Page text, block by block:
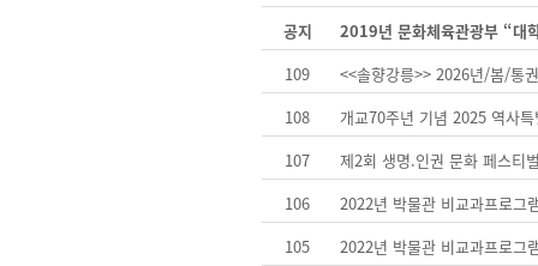
공지
2019년 문화체육관광부 “대
109
<<솔향강릉>> 2026년/봄/통
108
개교70주년 기념 2025 역사
107
제2회 생명.인권 문화 페스티
106
2022년 박물관 비교과프로
105
2022년 박물관 비교과프로